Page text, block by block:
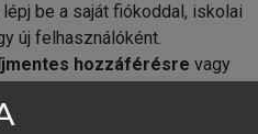
be a saját fiókoddal, iskolai
új felhasználóként.
hozzáférésre vagy